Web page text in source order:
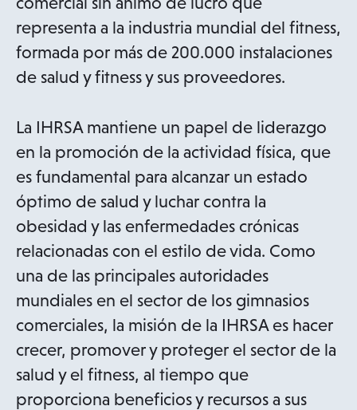
representa a la industria mundial del fitness,
formada por más de 200.000 instalaciones
de salud y fitness y sus proveedores.
La IHRSA mantiene un papel de liderazgo
en la promoción de la actividad física, que
es fundamental para alcanzar un estado
óptimo de salud y luchar contra la
obesidad y las enfermedades crónicas
relacionadas con el estilo de vida. Como
una de las principales autoridades
mundiales en el sector de los gimnasios
comerciales, la misión de la IHRSA es hacer
crecer, promover y proteger el sector de la
salud y el fitness, al tiempo que
proporciona beneficios y recursos a sus